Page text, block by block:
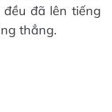
đều đã lên tiếng
thẳng.